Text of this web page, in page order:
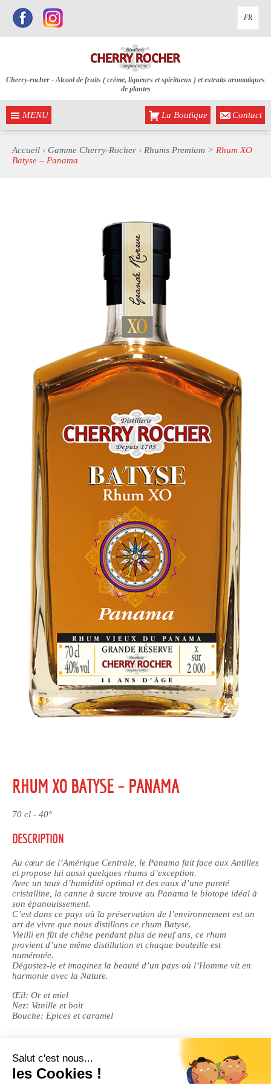
FR
MENU
Cherry-rocher - Alcool de fruits ( crème, liqueurs et spiritueux ) et extraits aromatiques
de plantes
La Boutique Contact
Accueil › Gamme Cherry-Rocher › Rhums Premium > Rhum XO
Batyse – Panama
RHUM XO BATYSE – PANAMA
70 cl - 40°
DESCRIPTION
Au cœur de l’Amérique Centrale, le Panama fait face aux Antilles
et propose lui aussi quelques rhums d’exception.
Avec un taux d’humidité optimal et des eaux d’une pureté
cristalline, la canne à sucre trouve au Panama le biotope idéal à
son épanouissement.
C’est dans ce pays où la préservation de l’environnement est un
art de vivre que nous distillons ce rhum Batyse.
Vieilli en fût de chêne pendant plus de neuf ans, ce rhum
provient d’une même distillation et chaque bouteille est
numérotée.
Dégustez-le et imaginez la beauté d’un pays où l’Homme vit en
harmonie avec la Nature.
Œil: Or et miel
Nez: Vanille et boit
Bouche: Epices et caramel
Dénomination légale : rhum.
DÉGUSTATION